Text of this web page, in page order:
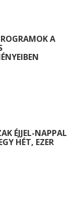
A
ÉJJEL-NAPPAL
HÉT, EZER